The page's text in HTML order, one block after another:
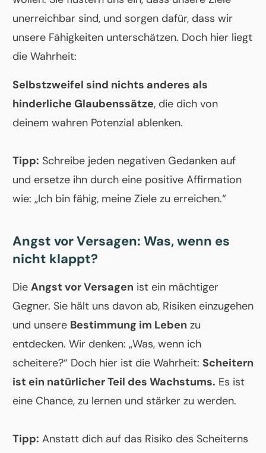
unerreichbar sind, und sorgen dafür, dass wir
unsere Fähigkeiten unterschätzen. Doch hier liegt
die Wahrheit:
Selbstzweifel sind nichts anderes als
hinderliche Glaubenssätze, die dich von
deinem wahren Potenzial ablenken.
Tipp: Schreibe jeden negativen Gedanken auf
und ersetze ihn durch eine positive Affirmation
wie: „Ich bin fähig, meine Ziele zu erreichen.“
Angst vor Versagen: Was, wenn es
nicht klappt?
Die Angst vor Versagen ist ein mächtiger
Gegner. Sie hält uns davon ab, Risiken einzugehen
und unsere Bestimmung im Leben zu
entdecken. Wir denken: „Was, wenn ich
scheitere?“ Doch hier ist die Wahrheit: Scheitern
ist ein natürlicher Teil des Wachstums. Es ist
eine Chance, zu lernen und stärker zu werden.
Tipp: Anstatt dich auf das Risiko des Scheiterns